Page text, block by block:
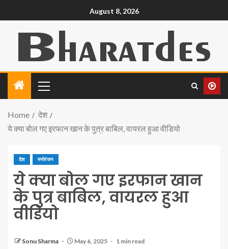
August 8, 2026
Home
देश
ये क्या बोल गए इरफान खान के पुत्र बाबिल, वायरल हुआ वीडियो
देश मनोरंजन
ये क्या बोल गए इरफान खान
के पुत्र बाबिल, वायरल हुआ
वीडियो
Sonu Sharma May 6, 2025 1 min read